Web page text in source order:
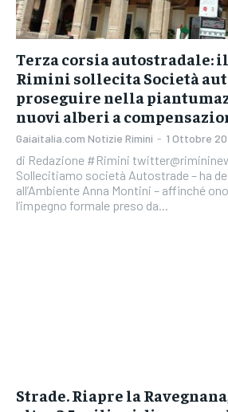
Terza corsia autostradale:
Rimini sollecita Società
proseguire nella
nuovi alberi a
Gaiaitalia.com Notizie Rimini - 1 Ottobre
di Redazione #Rimini
Sollecitiamo società Autostrade – ha
all’Ambiente Anna Montini – affinché
l’impegno formale preso da...
Strade. Riapre la